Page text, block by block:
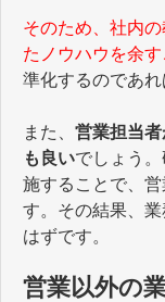
そのため、社内
たノウハウを余す
準化するのであれ
また、 営業担当
も良いでしょう
施することで、
す。その結果、
はずです。
営業以外の